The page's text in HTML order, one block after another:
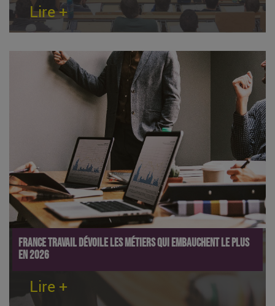
Lire +
France Travail dévoile les métiers qui embauchent le plus
en 2026
Lire +